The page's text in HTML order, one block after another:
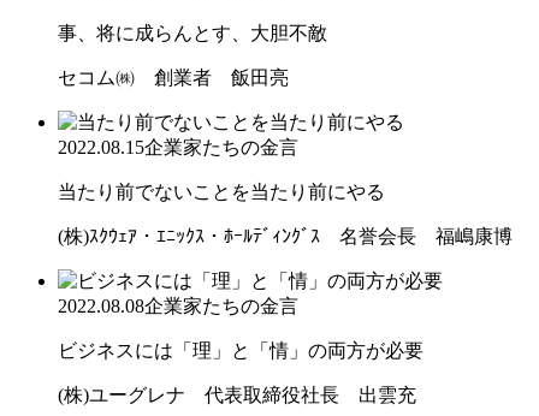
事、将に成らんとす、大胆不敵
セコム㈱ 創業者 飯田亮
2022.08.15企業家たちの金言
当たり前でないことを当たり前にやる
(株)ｽｸｳｪｱ・ｴﾆｯｸｽ・ﾎｰﾙﾃﾞｨﾝｸﾞｽ 名誉会長 福嶋康博
2022.08.08企業家たちの金言
ビジネスには「理」と「情」の両方が必要
(株)ユーグレナ 代表取締役社長 出雲充